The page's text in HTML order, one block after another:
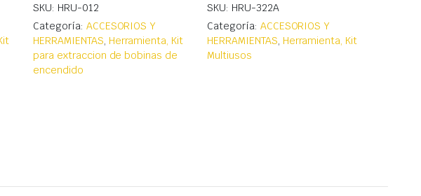
SKU: HRU-012
Categoría: ACCESORIOS Y
HERRAMIENTAS, Herramienta, Kit
para extraccion de bobinas de
encendido
SKU: HRU-322A
Categoría: ACCESORIOS Y
HERRAMIENTAS, Herramienta, Kit
Multiusos